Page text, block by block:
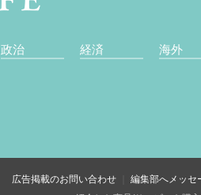
政治 経済 海外
広告掲載のお問い合わせ 編集部へメッセ